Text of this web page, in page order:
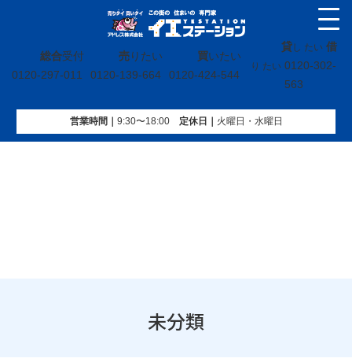
総合受付
0120-297-011
売りたい
0120-139-664
買いたい
0120-424-544
貸し たい 借
り たい 0120-302-
563
営業時間｜ 9:30〜18:00定休⽇｜ 火曜⽇・水曜⽇
イエステーション»未分類»ページ 19
未分類